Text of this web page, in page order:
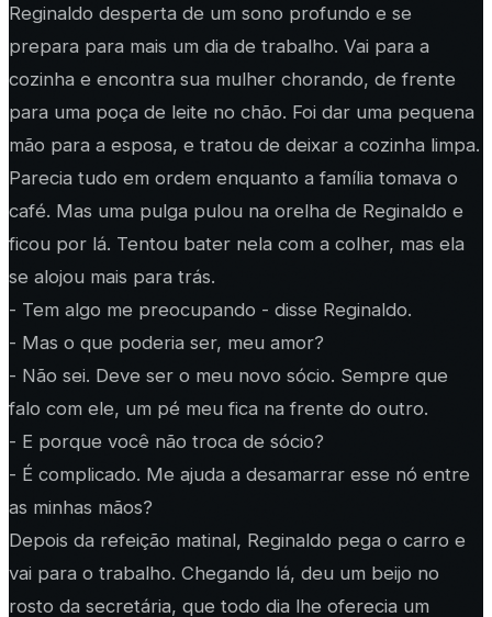
Reginaldo desperta de um sono profundo e se
prepara para mais um dia de trabalho. Vai para a
cozinha e encontra sua mulher chorando, de frente
para uma poça de leite no chão. Foi dar uma pequena
mão para a esposa, e tratou de deixar a cozinha limpa.
Parecia tudo em ordem enquanto a família tomava o
café. Mas uma pulga pulou na orelha de Reginaldo e
ficou por lá. Tentou bater nela com a colher, mas ela
se alojou mais para trás.
- Tem algo me preocupando - disse Reginaldo.
- Mas o que poderia ser, meu amor?
- Não sei. Deve ser o meu novo sócio. Sempre que
falo com ele, um pé meu fica na frente do outro.
- E porque você não troca de sócio?
- É complicado. Me ajuda a desamarrar esse nó entre
as minhas mãos?
Depois da refeição matinal, Reginaldo pega o carro e
vai para o trabalho. Chegando lá, deu um beijo no
rosto da secretária, que todo dia lhe oferecia um